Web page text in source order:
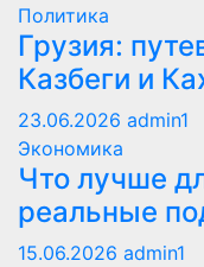
Политика
Грузия:
Казбеги и
23.06.2026 admin1
Экономика
Что лучше
реальные
15.06.2026 admin1